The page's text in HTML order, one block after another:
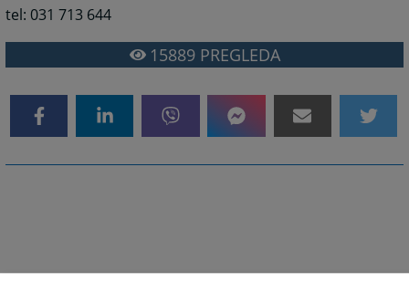
tel: 031 713 644
15889PREGLEDA